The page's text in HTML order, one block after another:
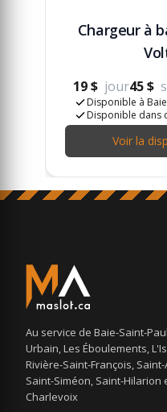
Chargeur à
19 $ jour45 $
Disponible à
Disponible dans
Voir la
Au service de Baie-Saint-
Urbain, Les Éboulements,
Rivière-Saint-François,
Saint-Siméon, Saint-
Charlevoix